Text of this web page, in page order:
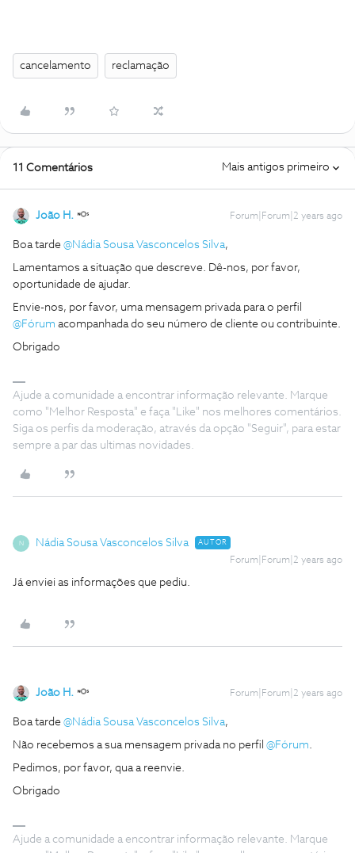
cancelamento reclamação
11 Comentários Mais antigos primeiro
João H. Forum|Forum|2 years ago
Boa tarde @Nádia Sousa Vasconcelos Silva,
Lamentamos a situação que descreve. Dê-nos, por favor,
oportunidade de ajudar.
Envie-nos, por favor, uma mensagem privada para o perfil
@Fórum acompanhada do seu número de cliente ou contribuinte.
Obrigado
Ajude a comunidade a encontrar informação relevante. Marque
como "Melhor Resposta" e faça "Like" nos melhores comentários.
Siga os perfis da moderação, através da opção "Seguir", para estar
sempre a par das ultimas novidades.
N Nádia Sousa Vasconcelos Silva AUTOR
Forum|Forum|2 years ago
Já enviei as informações que pediu.
João H. Forum|Forum|2 years ago
Boa tarde @Nádia Sousa Vasconcelos Silva,
Não recebemos a sua mensagem privada no perfil @Fórum.
Pedimos, por favor, qua a reenvie.
Obrigado
Ajude a comunidade a encontrar informação relevante. Marque